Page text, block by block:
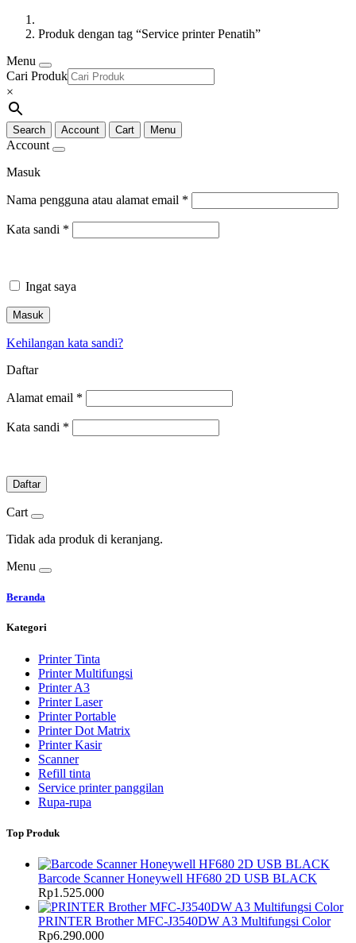
Produk dengan tag “Service printer Penatih”
Menu
Cari Produk
×
Search Account Cart Menu
Account
Masuk
Nama pengguna atau alamat email *
Kata sandi *
Ingat saya
Masuk
Kehilangan kata sandi?
Daftar
Alamat email *
Kata sandi *
Daftar
Cart
Tidak ada produk di keranjang.
Menu
Beranda
Kategori
Printer Tinta
Printer Multifungsi
Printer A3
Printer Laser
Printer Portable
Printer Dot Matrix
Printer Kasir
Scanner
Refill tinta
Service printer panggilan
Rupa-rupa
Top Produk
Barcode Scanner Honeywell HF680 2D USB BLACK
Rp1.525.000
PRINTER Brother MFC-J3540DW A3 Multifungsi Color
Rp6.290.000